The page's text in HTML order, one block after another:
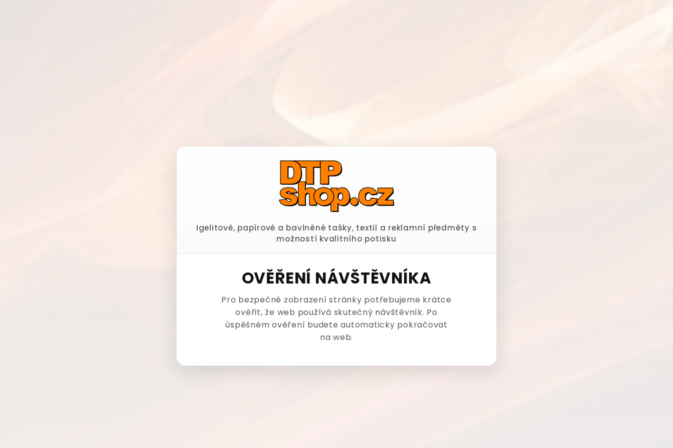
Igelitové, papírové a bavlněné tašky, textil a reklamní předměty s
možností kvalitního potisku
OVĚŘENÍ NÁVŠTĚVNÍKA
Pro bezpečné zobrazení stránky potřebujeme krátce
ověřit, že web používá skutečný návštěvník. Po
úspěšném ověření budete automaticky pokračovat
na web.